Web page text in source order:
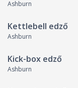
Ashburn
Kettlebell edző
Ashburn
Kick-box edző
Ashburn